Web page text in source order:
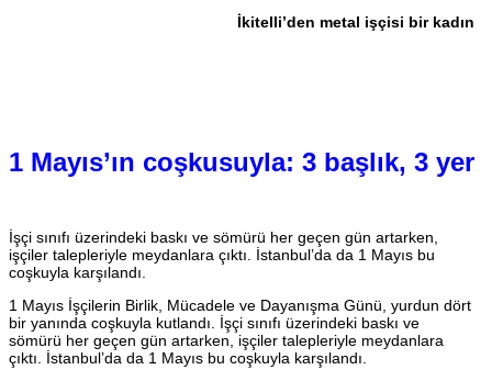
İkitelli’den metal işçisi bir kadın
1 Mayıs’ın coşkusuyla: 3 başlık, 3 yer
İşçi sınıfı üzerindeki baskı ve sömürü her geçen gün artarken,
işçiler talepleriyle meydanlara çıktı. İstanbul’da da 1 Mayıs bu
coşkuyla karşılandı.
1 Mayıs İşçilerin Birlik, Mücadele ve Dayanışma Günü, yurdun dört
bir yanında coşkuyla kutlandı. İşçi sınıfı üzerindeki baskı ve
sömürü her geçen gün artarken, işçiler talepleriyle meydanlara
çıktı. İstanbul’da da 1 Mayıs bu coşkuyla karşılandı.